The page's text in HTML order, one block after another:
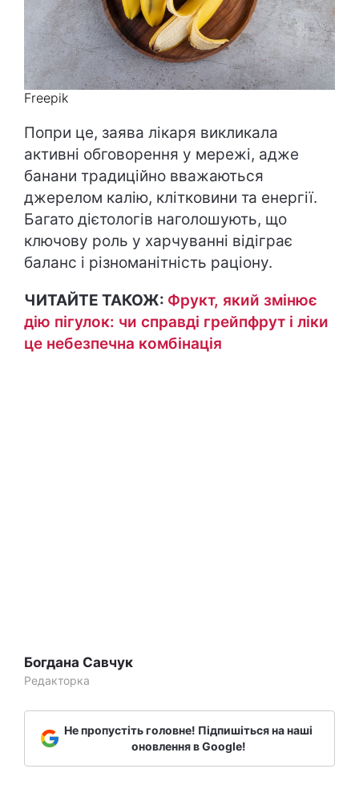
Freepik
Попри це, заява лікаря викликала
активні обговорення у мережі, адже
банани традиційно вважаються
джерелом калію, клітковини та енергії.
Багато дієтологів наголошують, що
ключову роль у харчуванні відіграє
баланс і різноманітність раціону.
ЧИТАЙТЕ ТАКОЖ: Фрукт, який змінює
дію пігулок: чи справді грейпфрут і ліки
це небезпечна комбінація
Богдана Савчук
Редакторка
Не пропустіть головне! Підпишіться на наші
оновлення в Google!